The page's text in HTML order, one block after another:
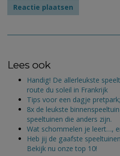
Lees ook
Handig! De allerleukste
route du soleil in Frankrijk
Tips voor een dagje
8x de leukste
speeltuinen die anders zijn.
Wat schommelen je leert…,
Heb jij de gaafste
Bekijk nu onze top 10!